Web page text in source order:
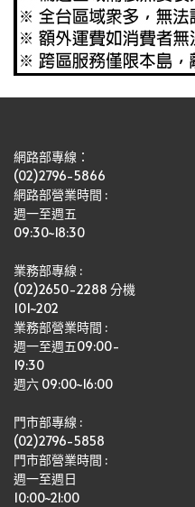
網路部專線：
(02)2796-5866
網路部營業時間 :
週一至週五
09:30~18:30
業務部專線 :
(02)2650-2288 分機
101~202
業務部營業時間 :
週一至週五09:00-
19:30
週六 09:00~16:00
門市部專線 :
(02)2796-5858
門市部營業時間 :
週一至週日
10:00~21:00